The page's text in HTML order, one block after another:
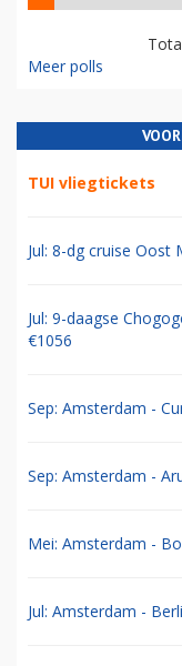
Meer polls
TUI vliegtickets
Jul: 8-dg cruise Oost
Jul: 9-daagse
€1056
Sep: Amsterdam -
Sep: Amsterdam -
Mei: Amsterdam -
Jul: Amsterdam -